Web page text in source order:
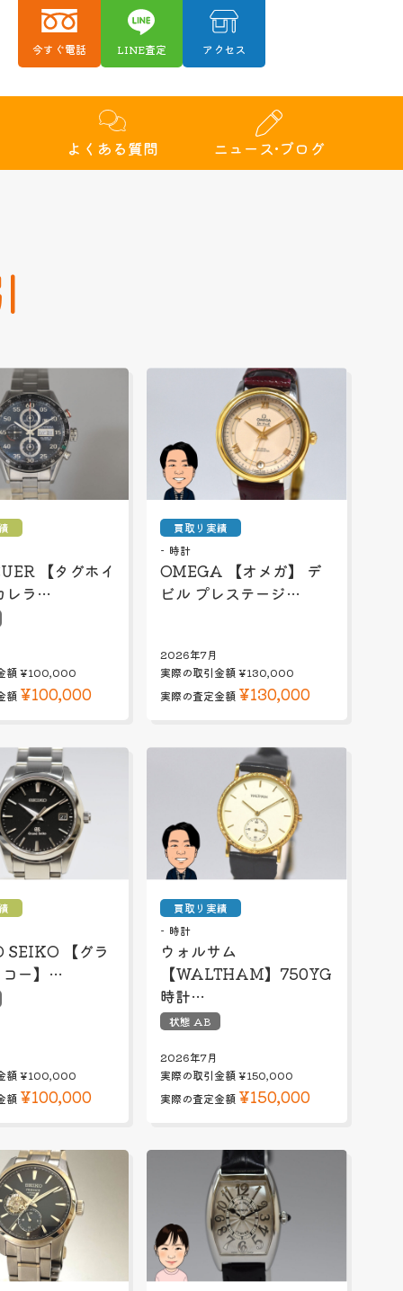
今すぐ電話 LINE査定 アクセス
よくある質問 ニュース•ブログ
【タグホイ
レラ…
額¥100,000
額 ¥100,000
買取り実績
時計
OMEGA 【オメガ】 デ
ビル プレステージ…
2026年7月
実際の取引金額 ¥130,000
実際の査定金額 ¥130,000
【グラ
ー】…
額¥100,000
額 ¥100,000
買取り実績
時計
ウォルサム
【WALTHAM】750YG
時計…
状態 AB
2026年7月
実際の取引金額 ¥150,000
実際の査定金額 ¥150,000